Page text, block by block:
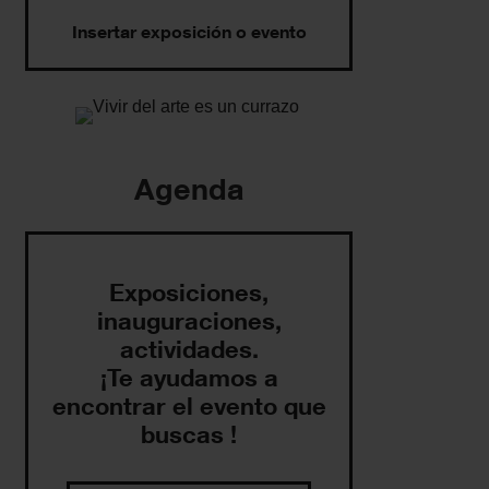
Insertar exposición o evento
Agenda
Exposiciones,
inauguraciones,
actividades.
¡Te ayudamos a
encontrar el evento que
buscas !